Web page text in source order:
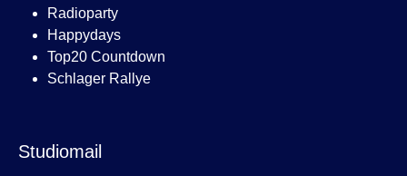
Radioparty
Happydays
Top20 Countdown
Schlager Rallye
Studiomail